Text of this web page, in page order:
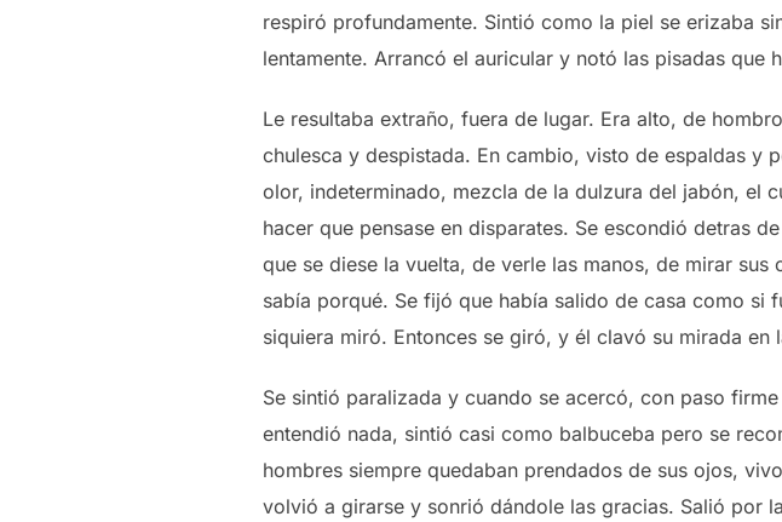
respiró profundamente. Sintió como la piel se erizaba
lentamente. Arrancó el auricular y notó las pisadas que
Le resultaba extraño, fuera de lugar. Era alto, de
chulesca y despistada. En cambio, visto de espaldas y
olor, indeterminado, mezcla de la dulzura del jabón, el
hacer que pensase en disparates. Se escondió detras
que se diese la vuelta, de verle las manos, de mirar
sabía porqué. Se fijó que había salido de casa como si
siquiera miró. Entonces se giró, y él clavó su mirada en
Se sintió paralizada y cuando se acercó, con paso
entendió nada, sintió casi como balbuceba pero se
hombres siempre quedaban prendados de sus ojos,
volvió a girarse y sonrió dándole las gracias. Salió por